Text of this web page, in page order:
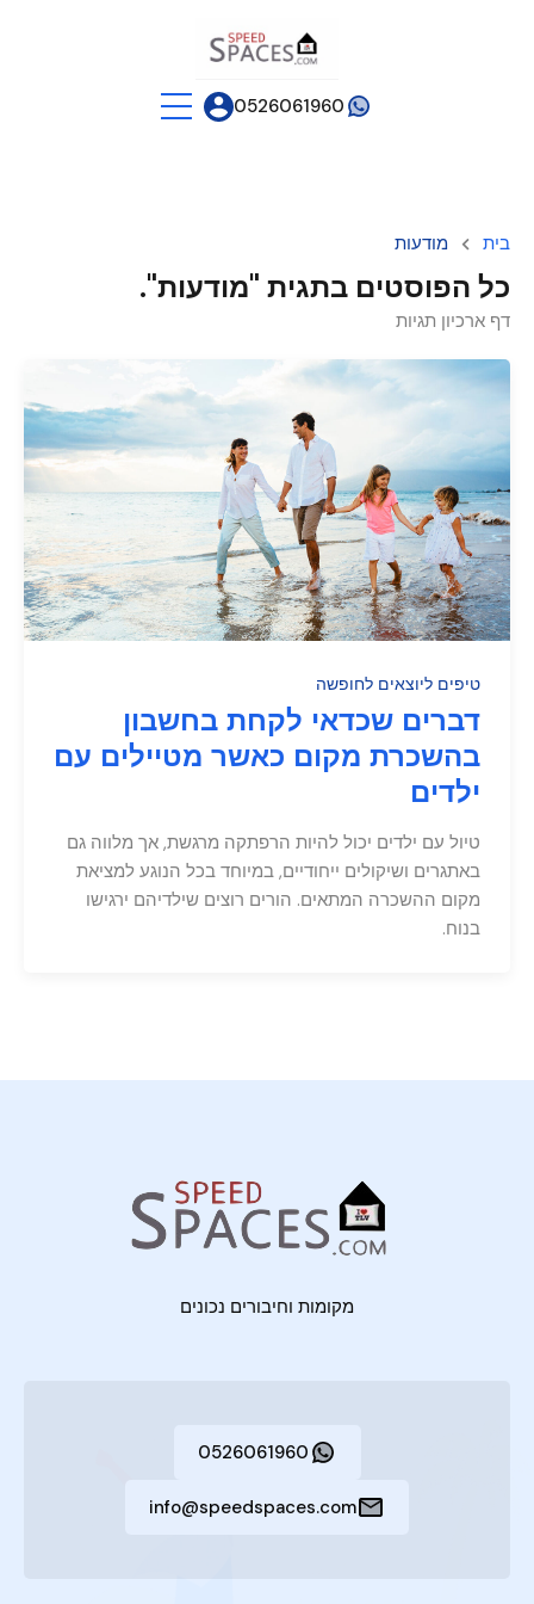
0526061960
בית מודעות
כל הפוסטים בתגית "מודעות".
דף ארכיון תגיות
טיפים ליוצאים לחופשה
דברים שכדאי לקחת בחשבון
בהשכרת מקום כאשר מטיילים עם
ילדים
טיול עם ילדים יכול להיות הרפתקה מרגשת, אך מלווה גם
באתגרים ושיקולים ייחודיים, במיוחד בכל הנוגע למציאת
מקום ההשכרה המתאים. הורים רוצים שילדיהם ירגישו
בנוח.
מקומות וחיבורים נכונים
0526061960
info@speedspaces.com